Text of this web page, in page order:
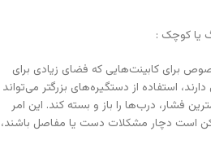
یا کوچک :
برای کابینت‌هایی که فضای زیادی برای
استفاده از دستگیره‌های بزرگتر می‌تواند
فشار، درب‌ها را باز و بسته کند. این امر
است دچار مشکلات دست یا مفاصل باشند،